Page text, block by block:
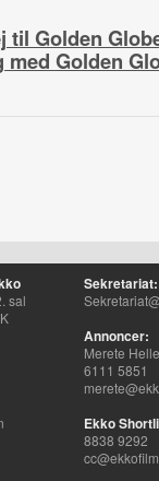
til Golden
Golden
sal
Sekretariat:
Annoncer:
Merete
6111 5851
Ekko
8838 9292